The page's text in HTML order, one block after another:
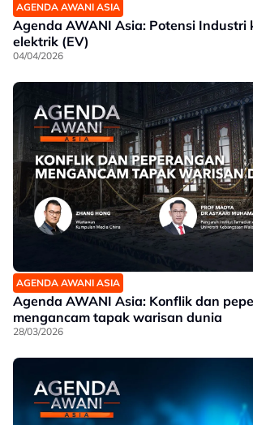
AGENDA AWANI ASIA
Agenda AWANI Asia: Potensi Industri
elektrik (EV)
04/04/2026
AGENDA AWANI ASIA
Agenda AWANI Asia: Konflik dan
mengancam tapak warisan dunia
28/03/2026